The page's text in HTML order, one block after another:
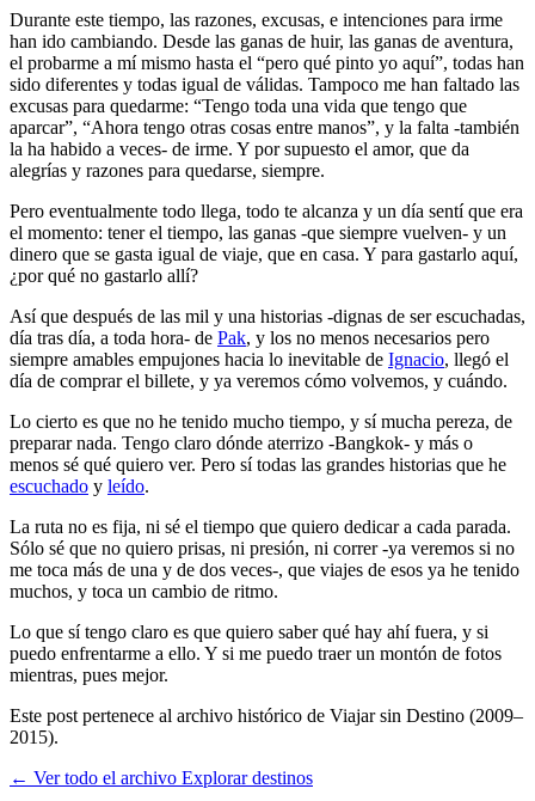
Durante este tiempo, las razones, excusas, e intenciones para irme
han ido cambiando. Desde las ganas de huir, las ganas de aventura,
el probarme a mí mismo hasta el “pero qué pinto yo aquí”, todas han
sido diferentes y todas igual de válidas. Tampoco me han faltado las
excusas para quedarme: “Tengo toda una vida que tengo que
aparcar”, “Ahora tengo otras cosas entre manos”, y la falta -también
la ha habido a veces- de irme. Y por supuesto el amor, que da
alegrías y razones para quedarse, siempre.
Pero eventualmente todo llega, todo te alcanza y un día sentí que era
el momento: tener el tiempo, las ganas -que siempre vuelven- y un
dinero que se gasta igual de viaje, que en casa. Y para gastarlo aquí,
¿por qué no gastarlo allí?
Así que después de las mil y una historias -dignas de ser escuchadas,
día tras día, a toda hora- de Pak, y los no menos necesarios pero
siempre amables empujones hacia lo inevitable de Ignacio, llegó el
día de comprar el billete, y ya veremos cómo volvemos, y cuándo.
Lo cierto es que no he tenido mucho tiempo, y sí mucha pereza, de
preparar nada. Tengo claro dónde aterrizo -Bangkok- y más o
menos sé qué quiero ver. Pero sí todas las grandes historias que he
escuchado y leído.
La ruta no es fija, ni sé el tiempo que quiero dedicar a cada parada.
Sólo sé que no quiero prisas, ni presión, ni correr -ya veremos si no
me toca más de una y de dos veces-, que viajes de esos ya he tenido
muchos, y toca un cambio de ritmo.
Lo que sí tengo claro es que quiero saber qué hay ahí fuera, y si
puedo enfrentarme a ello. Y si me puedo traer un montón de fotos
mientras, pues mejor.
Este post pertenece al archivo histórico de Viajar sin Destino (2009–
2015).
← Ver todo el archivo Explorar destinos